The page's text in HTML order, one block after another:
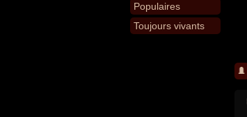
Populaires
Toujours vivants